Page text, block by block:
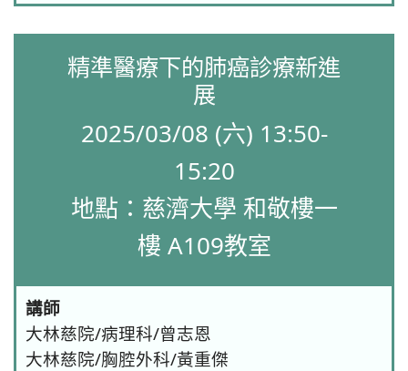
精準醫療下的肺癌診療新進
展
2025/03/08 (六) 13:50-
15:20
地點：慈濟大學 和敬樓一
樓 A109教室
講師
大林慈院/病理科/曾志恩
大林慈院/胸腔外科/黃重傑